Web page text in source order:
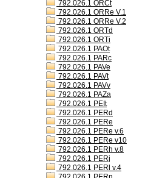
792.026.1 ORCt
792.026.1 ORRe V.1
792.026.1 ORRe V.2
792.026.1 ORTd
792.026.1 ORTi
792.026.1 PAOt
792.026.1 PARc
792.026.1 PAVe
792.026.1 PAVt
792.026.1 PAVv
792.026.1 PAZa
792.026.1 PEIt
792.026.1 PERd
792.026.1 PERe
792.026.1 PERe v.6
792.026.1 PERe v10
792.026.1 PERh v.8
792.026.1 PERj
792.026.1 PERl v.4